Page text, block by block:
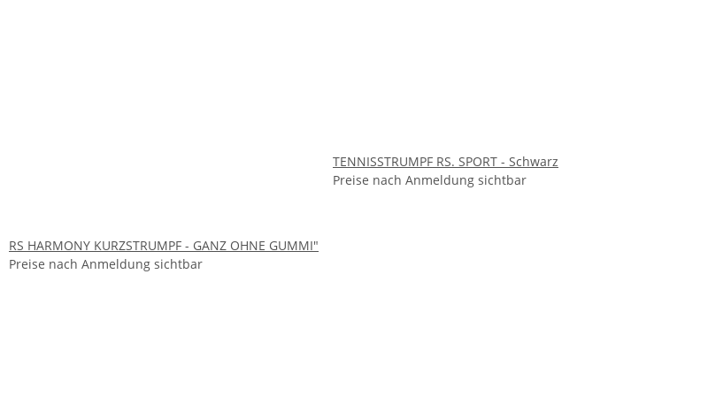
RS HARMONY KURZSTRUMPF - GANZ OHNE GUMMI"
Preise nach Anmeldung sichtbar
TENNISSTRUMPF RS. SPORT - Schwarz
Preise nach Anmeldung sichtbar